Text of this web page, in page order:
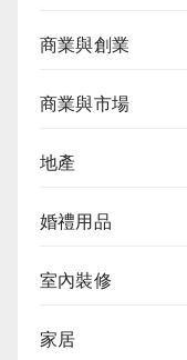
商業與創業
商業與市場
地產
婚禮用品
室內裝修
家居